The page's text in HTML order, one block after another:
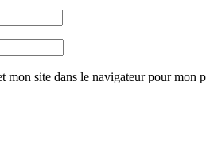
mon site dans le navigateur pour mon